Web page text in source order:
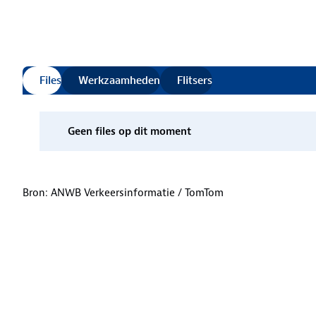
.
Verkeersinformatie bijgewerkt
Files Werkzaamheden Flitsers
Geen files op dit moment
Bron: ANWB Verkeersinformatie / TomTom